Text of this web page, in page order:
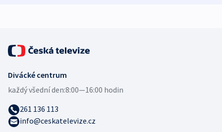
Divácké centrum
každý všední den:8:00—16:00 hodin
261 136 113
info@ceskatelevize.cz